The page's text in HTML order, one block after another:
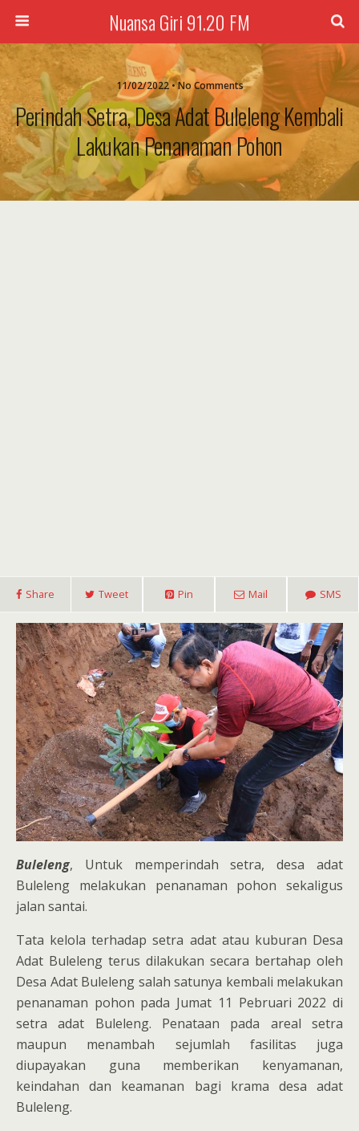
Nuansa Giri 91.20 FM
11/02/2022 • No Comments
Perindah Setra, Desa Adat Buleleng Kembali
Lakukan Penanaman Pohon
Share Tweet Pin Mail SMS
Buleleng, Untuk memperindah setra, desa adat
Buleleng melakukan penanaman pohon sekaligus
jalan santai.
Tata kelola terhadap setra adat atau kuburan Desa
Adat Buleleng terus dilakukan secara bertahap oleh
Desa Adat Buleleng salah satunya kembali melakukan
penanaman pohon pada Jumat 11 Pebruari 2022 di
setra adat Buleleng. Penataan pada areal setra
maupun menambah sejumlah fasilitas juga
diupayakan guna memberikan kenyamanan,
keindahan dan keamanan bagi krama desa adat
Buleleng.